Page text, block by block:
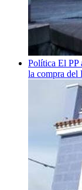
Política El PP
la compra del